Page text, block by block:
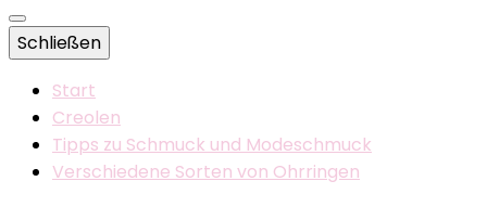
Schließen
Start
Creolen
Tipps zu Schmuck und Modeschmuck
Verschiedene Sorten von Ohrringen